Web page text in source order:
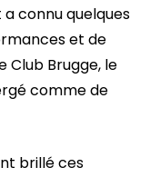
connu quelques
et de
Club Brugge, le
comme de
brillé ces